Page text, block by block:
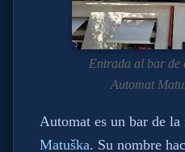
Entrada al bar de
Automat
Automat es un bar de la
Matuška. Su nombre